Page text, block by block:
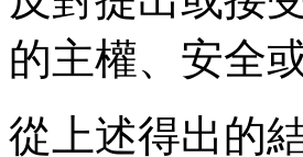
的主權、安全
從上述得出的